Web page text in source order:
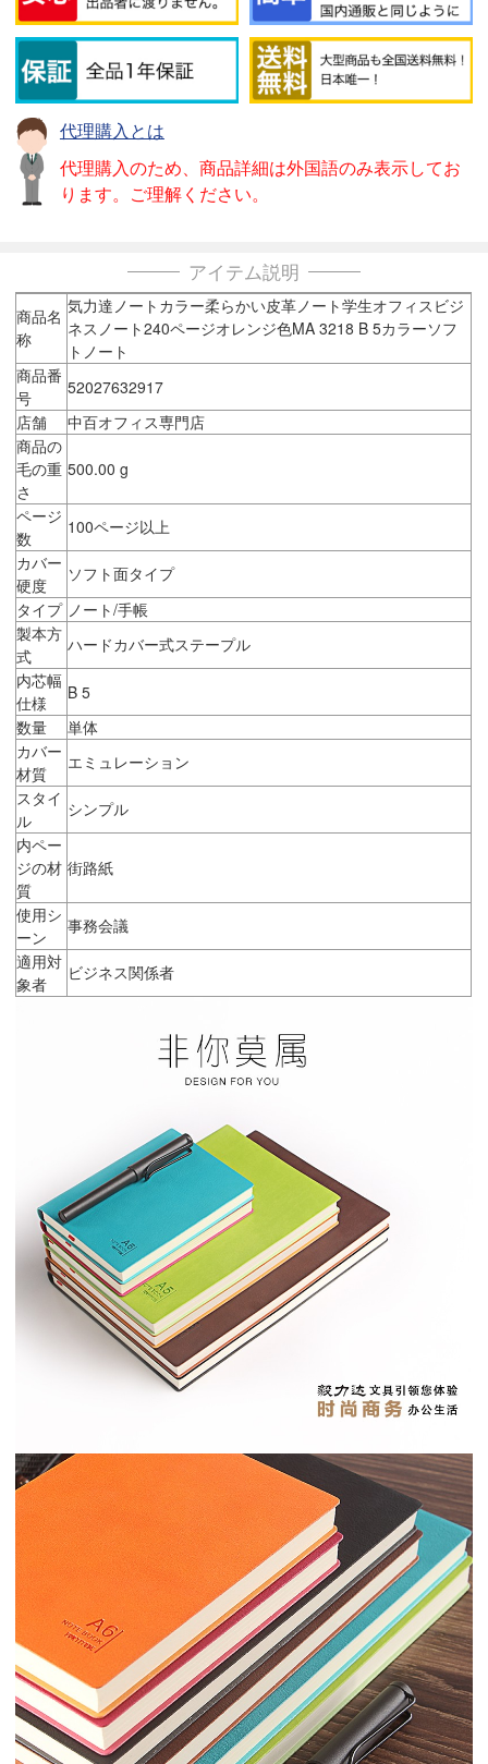
代理購入とは
代理購入のため、商品詳細は外国語のみ表示してお
ります。ご理解ください。
アイテム説明
商品名
称
気力達ノートカラー柔らかい皮革ノート学生オフィスビジ
ネスノート240ページオレンジ色MA 3218 B 5カラーソフ
トノート
商品番
号
52027632917
店舗
中百オフィス専門店
商品の
毛の重
さ
500.00 g
ページ
数
100ページ以上
カバー
硬度
ソフト面タイプ
タイプ ノート/手帳
製本方
式
ハードカバー式ステープル
内芯幅
仕様
B 5
数量
単体
カバー
材質
エミュレーション
スタイ
ル
シンプル
内ペー
ジの材
質
街路紙
使用シ
ーン
事務会議
適用対
象者
ビジネス関係者